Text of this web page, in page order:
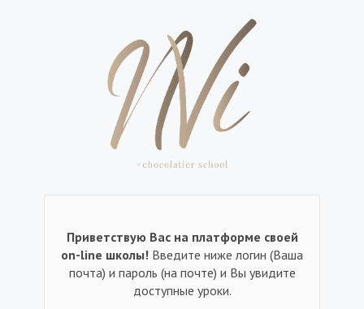
Приветствую Вас на платформе своей
on-line школы! Введите ниже логин (Ваша
почта) и пароль (на почте) и Вы увидите
доступные уроки.